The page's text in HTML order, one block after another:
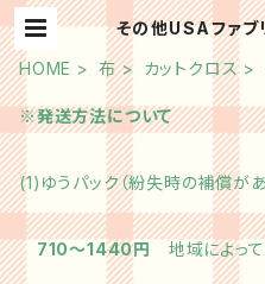
その他USAファ
rk kit
HOME
布 カットクロス
※発送方法について
(1)ゆうパック（紛失時の補償が
710～1440円 地域によって